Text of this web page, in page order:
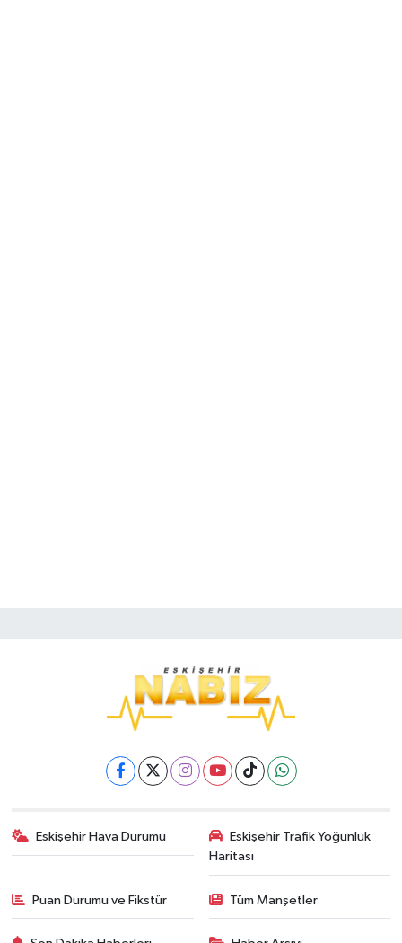
Eskişehir Hava Durumu
Eskişehir Trafik Yoğunluk
Haritası
Puan Durumu ve Fikstür Tüm Manşetler